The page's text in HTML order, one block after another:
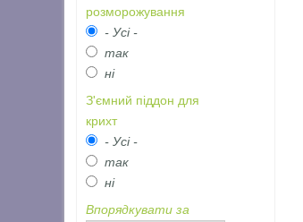
розморожування
- Усі -
так
ні
З'ємний піддон для
крихт
- Усі -
так
ні
Впорядкувати за